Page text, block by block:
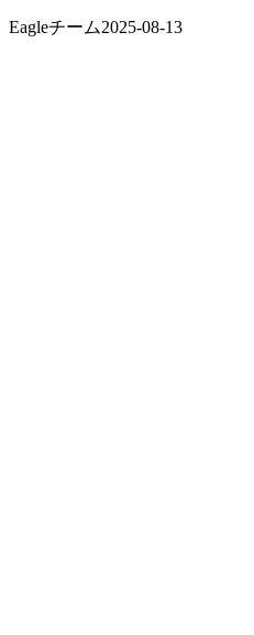
Eagleチーム2025-08-13